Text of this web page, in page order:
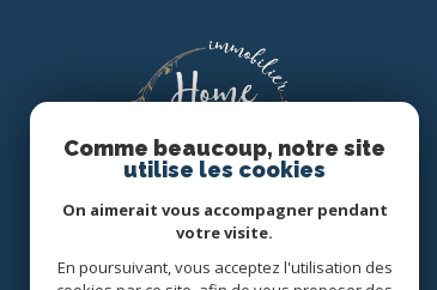
Comme beaucoup, notre site
utilise les cookies
On aimerait vous accompagner pendant
votre visite.
En poursuivant, vous acceptez l'utilisation des